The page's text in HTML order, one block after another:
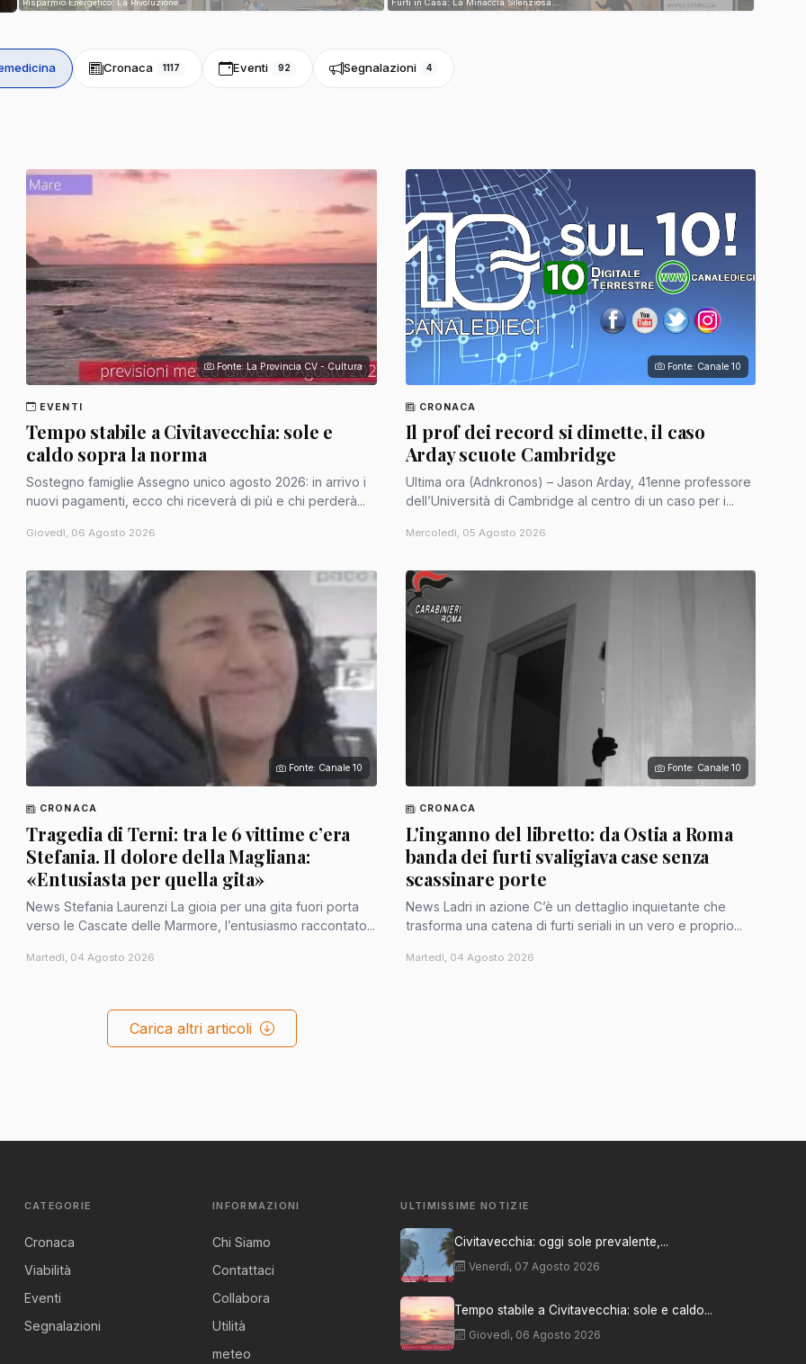
Risparmio Energetico: La Rivoluzione... Furti in Casa: La Minaccia Silenziosa...
Cronaca 1117 Eventi 92 Segnalazioni 4
Fonte: La Provincia CV - Cultura
EVENTI
Tempo stabile a Civitavecchia: sole e
caldo sopra la norma
Sostegno famiglie Assegno unico agosto 2026: in arrivo i
nuovi pagamenti, ecco chi riceverà di più e chi perderà...
Giovedì, 06 Agosto 2026
Fonte: Canale 10
CRONACA
Il prof dei record si dimette, il caso
Arday scuote Cambridge
Ultima ora (Adnkronos) – Jason Arday, 41enne professore
dell’Università di Cambridge al centro di un caso per i...
Mercoledì, 05 Agosto 2026
Fonte: Canale 10
CRONACA
Tragedia di Terni: tra le 6 vittime c’era
Stefania. Il dolore della Magliana:
«Entusiasta per quella gita»
News Stefania Laurenzi La gioia per una gita fuori porta
verso le Cascate delle Marmore, l’entusiasmo raccontato...
Martedì, 04 Agosto 2026
Fonte: Canale 10
CRONACA
L'inganno del libretto: da Ostia a Roma
banda dei furti svaligiava case senza
scassinare porte
News Ladri in azione C’è un dettaglio inquietante che
trasforma una catena di furti seriali in un vero e proprio...
Martedì, 04 Agosto 2026
Carica altri articoli
CATEGORIE
Cronaca
Viabilità
Eventi
Segnalazioni
INFORMAZIONI
Chi Siamo
Contattaci
Collabora
Utilità
meteo
ULTIMISSIME NOTIZIE
Civitavecchia: oggi sole prevalente,...
Venerdì, 07 Agosto 2026
Tempo stabile a Civitavecchia: sole e caldo...
Giovedì, 06 Agosto 2026